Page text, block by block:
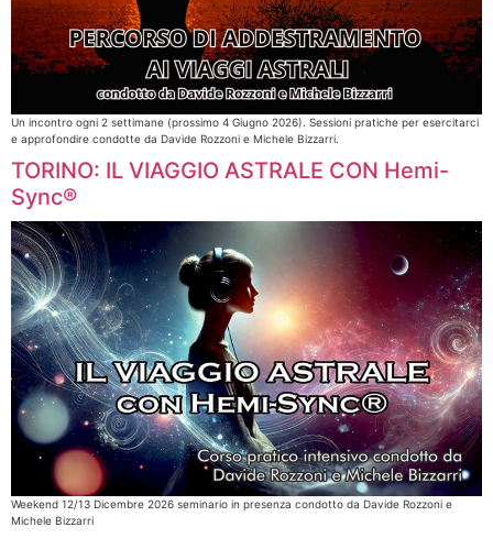
Un incontro ogni 2 settimane (prossimo 4 Giugno 2026). Sessioni pratiche per esercitarci
e approfondire condotte da Davide Rozzoni e Michele Bizzarri.
TORINO: IL VIAGGIO ASTRALE CON Hemi-
Sync®
Weekend 12/13 Dicembre 2026 seminario in presenza condotto da Davide Rozzoni e
Michele Bizzarri​